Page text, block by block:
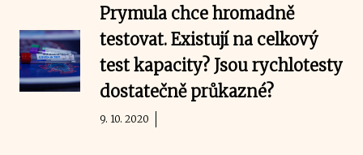
Prymula chce hromadně
testovat. Existují na celkový
test kapacity? Jsou rychlotesty
dostatečně průkazné?
9. 10. 2020